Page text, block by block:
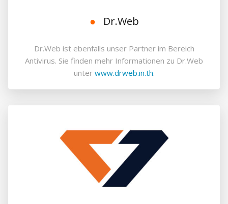
Dr.Web
Dr.Web ist ebenfalls unser Partner im Bereich
Antivirus. Sie finden mehr Informationen zu Dr.Web
unter www.drweb.in.th.